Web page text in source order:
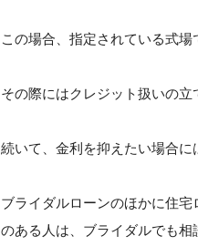
この場合、指定されている式
その際にはクレジット扱いの
続いて、金利を抑えたい場合に
ブライダルローンのほかに住
のある人は、ブライダルでも相